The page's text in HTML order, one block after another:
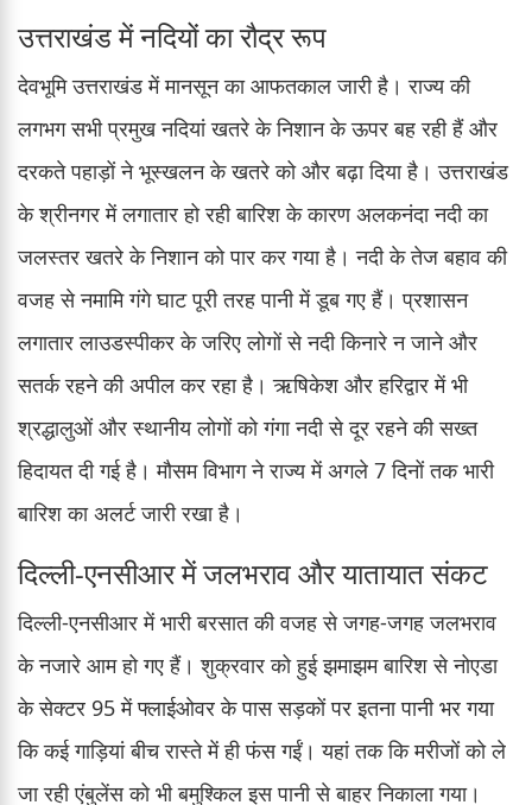
उत्तराखंड में नदियों का रौद्र रूप
देवभूमि उत्तराखंड में मानसून का आफतकाल जारी है। राज्य की
लगभग सभी प्रमुख नदियां खतरे के निशान के ऊपर बह रही हैं और
दरकते पहाड़ों ने भूस्खलन के खतरे को और बढ़ा दिया है। उत्तराखंड
के श्रीनगर में लगातार हो रही बारिश के कारण अलकनंदा नदी का
जलस्तर खतरे के निशान को पार कर गया है। नदी के तेज बहाव की
वजह से नमामि गंगे घाट पूरी तरह पानी में डूब गए हैं। प्रशासन
लगातार लाउडस्पीकर के जरिए लोगों से नदी किनारे न जाने और
सतर्क रहने की अपील कर रहा है। ऋषिकेश और हरिद्वार में भी
श्रद्धालुओं और स्थानीय लोगों को गंगा नदी से दूर रहने की सख्त
हिदायत दी गई है। मौसम विभाग ने राज्य में अगले 7 दिनों तक भारी
बारिश का अलर्ट जारी रखा है।
दिल्ली-एनसीआर में जलभराव और यातायात संकट
दिल्ली-एनसीआर में भारी बरसात की वजह से जगह-जगह जलभराव
के नजारे आम हो गए हैं। शुक्रवार को हुई झमाझम बारिश से नोएडा
के सेक्टर 95 में फ्लाईओवर के पास सड़कों पर इतना पानी भर गया
कि कई गाड़ियां बीच रास्ते में ही फंस गईं। यहां तक कि मरीजों को ले
जा रही एंबुलेंस को भी बमुश्किल इस पानी से बाहर निकाला गया।